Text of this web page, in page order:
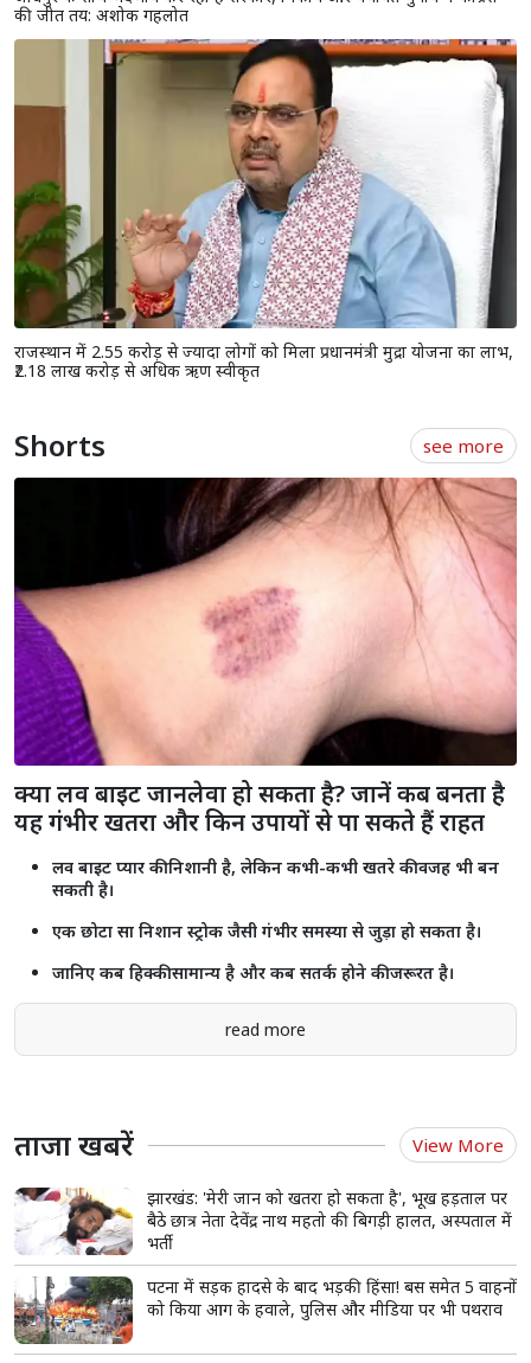
की जीत तय: अशोक गहलोत
राजस्थान में 2.55 करोड़ से ज्यादा लोगों को मिला प्रधानमंत्री मुद्रा योजना का लाभ,
₹2.18 लाख करोड़ से अधिक ऋण स्वीकृत
Shorts see more
क्या लव बाइट जानलेवा हो सकता है? जानें कब बनता है
यह गंभीर खतरा और किन उपायों से पा सकते हैं राहत
लव बाइट प्यार की निशानी है, लेकिन कभी-कभी खतरे की वजह भी बन
सकती है।
एक छोटा सा निशान स्ट्रोक जैसी गंभीर समस्या से जुड़ा हो सकता है।
जानिए कब हिक्की सामान्य है और कब सतर्क होने की जरूरत है।
read more
ताजा खबरें View More
झारखंड: 'मेरी जान को खतरा हो सकता है', भूख हड़ताल पर
बैठे छात्र नेता देवेंद्र नाथ महतो की बिगड़ी हालत, अस्पताल में
भर्ती
पटना में सड़क हादसे के बाद भड़की हिंसा! बस समेत 5 वाहनों
को किया आग के हवाले, पुलिस और मीडिया पर भी पथराव